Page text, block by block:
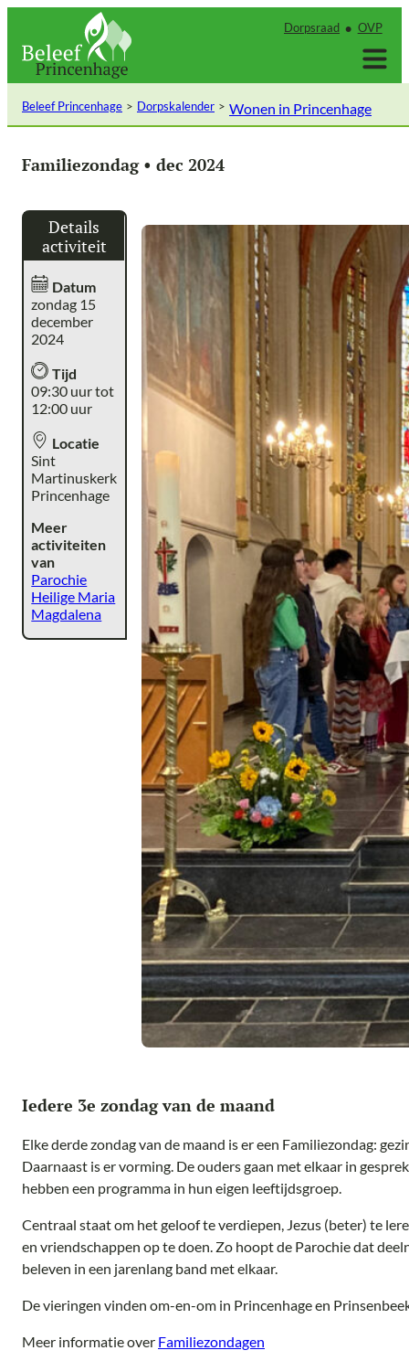
inhoud
Dorpsraad OVP
Beleef Princenhage Dorpskalender Wonen in Princenhage
Familiezondag • dec 2024
Details
activiteit
Datum
zondag 15
december
2024
Tijd
09:30 uur tot
12:00 uur
Locatie
Sint
Martinuskerk
Princenhage
Meer
activiteiten
van
Parochie
Heilige Maria
Magdalena
Iedere 3e zondag van de maand
Elke derde zondag van de maand is er een Familiezondag:
Daarnaast is er vorming. De ouders gaan met elkaar in
hebben een programma in hun eigen leeftijdsgroep.
Centraal staat om het geloof te verdiepen, Jezus (beter) te
en vriendschappen op te doen. Zo hoopt de Parochie dat
beleven in een jarenlang band met elkaar.
De vieringen vinden om-en-om in Princenhage en
Meer informatie over Familiezondagen